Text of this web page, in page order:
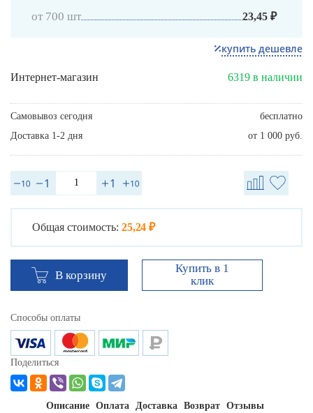
от 700 шт 23,45 ₽
купить дешевле
Интернет-магазин 6319 в наличии
Самовывоз сегодня
бесплатно
Доставка 1-2 дня
от 1 000 руб.
Общая стоимость: 25,24 ₽
В корзину
Купить в 1
клик
Способы оплаты
Поделиться
Описание Оплата Доставка Возврат Отзывы